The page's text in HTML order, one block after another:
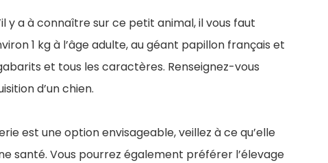
y a à connaître sur ce petit animal, il vous faut
1 kg à l’âge adulte, au géant papillon français et
et tous les caractères. Renseignez-vous
d’un chien.
est une option envisageable, veillez à ce qu’elle
santé. Vous pourrez également préférer l’élevage